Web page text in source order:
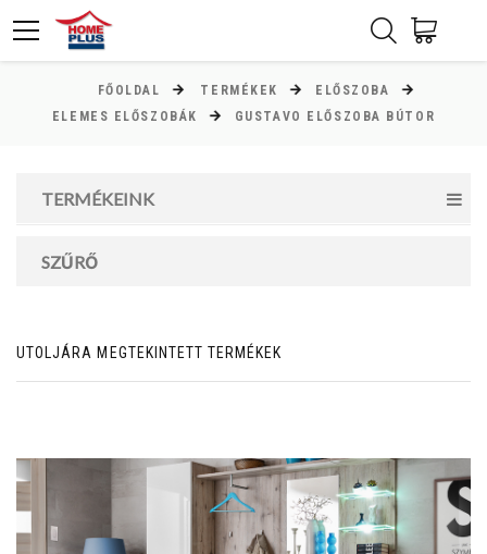
FŐOLDAL TERMÉKEK
ELŐSZOBA
ELEMES ELŐSZOBÁK
GUSTAVO ELŐSZOBA BÚTOR
TERMÉKEINK
SZŰRŐ
Ft
MAGASSÁG
cm
SZÉLESSÉG
UTOLJÁRA MEGTEKINTETT TERMÉKEK